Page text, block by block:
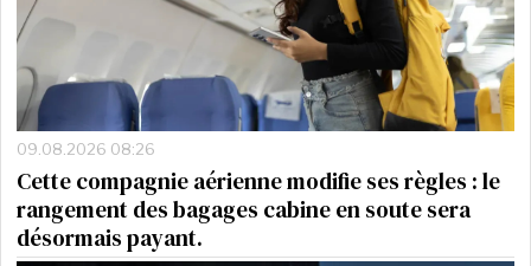
09.08.2026 08:26
Cette compagnie aérienne modifie ses règles : le
rangement des bagages cabine en soute sera
désormais payant.